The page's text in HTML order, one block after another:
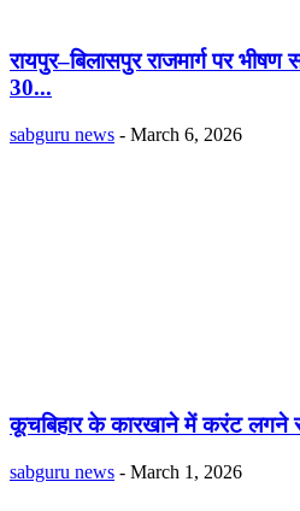
रायपुर–बिलासपुर राजमार्ग पर
30...
sabguru news - March 6, 2026
कूचबिहार के कारखाने में करंट लगने
sabguru news - March 1, 2026